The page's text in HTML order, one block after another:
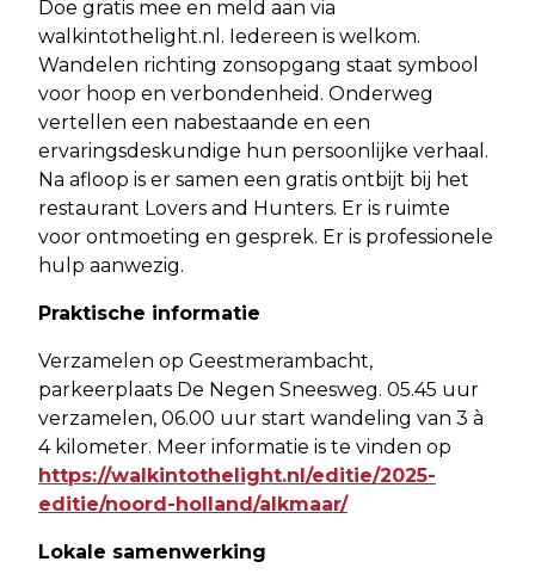
Doe gratis mee en meld aan via
walkintothelight.nl. Iedereen is welkom.
Wandelen richting zonsopgang staat symbool
voor hoop en verbondenheid. Onderweg
vertellen een nabestaande en een
ervaringsdeskundige hun persoonlijke verhaal.
Na afloop is er samen een gratis ontbijt bij het
restaurant Lovers and Hunters. Er is ruimte
voor ontmoeting en gesprek. Er is professionele
hulp aanwezig.
Praktische informatie
Verzamelen op Geestmerambacht,
parkeerplaats De Negen Sneesweg. 05.45 uur
verzamelen, 06.00 uur start wandeling van 3 à
4 kilometer. Meer informatie is te vinden op
https://walkintothelight.nl/editie/2025-
editie/noord-holland/alkmaar/
Lokale samenwerking